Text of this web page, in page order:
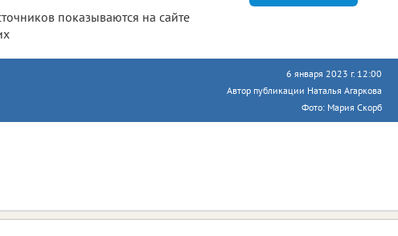
показываются на сайте
6 января 2023 г. 12:00
Автор публикации Наталья Агаркова
Фото: Мария Скорб